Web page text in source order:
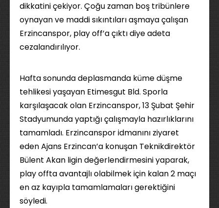
dikkatini çekiyor. Çoğu zaman boş tribünlere
oynayan ve maddi sıkıntıları aşmaya çalışan
Erzincanspor, play off’a çıktı diye adeta
cezalandırılıyor.
Hafta sonunda deplasmanda küme düşme
tehlikesi yaşayan Etimesgut Bld. Sporla
karşılaşacak olan Erzincanspor, 13 Şubat Şehir
Stadyumunda yaptığı çalışmayla hazırlıklarını
tamamladı. Erzincanspor idmanını ziyaret
eden Ajans Erzincan’a konuşan Teknikdirektör
Bülent Akan ligin değerlendirmesini yaparak,
play offta avantajlı olabilmek için kalan 2 maçı
en az kayıpla tamamlamaları gerektiğini
söyledi.